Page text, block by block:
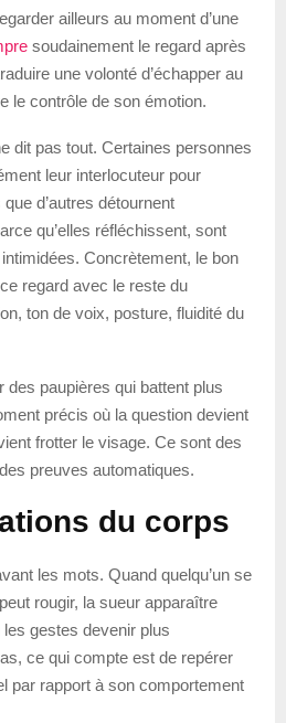
ailleurs au moment d’une
soudainement le regard après
une volonté d’échapper au
le contrôle de son émotion.
dit pas tout. Certaines personnes
leur interlocuteur pour
d’autres détournent
qu’elles réfléchissent, sont
Concrètement, le bon
regard avec le reste du
ton de voix, posture, fluidité du
des paupières qui battent plus
précis où la question devient
frotter le visage. Ce sont des
preuves automatiques.
du corps
les mots. Quand quelqu’un se
rougir, la sueur apparaître
gestes devenir plus
ce qui compte est de repérer
par rapport à son comportement